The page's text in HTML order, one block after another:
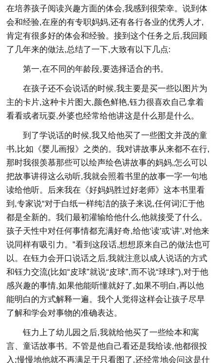
在培养孩子阅读兴趣方面的体会,我感到很荣幸。说到体
会和经验,在座的有专职妈妈,还有各行各业的优秀人才,
肯定有很多好的体会和经验。接到这个任务之后,我回顾
了几年来的做法,总结了一下,大致有以下几点:
第一,在不同的年龄段,要选择适合的书。
在孩子还不会说话的时候,我主要是买一些以图片为
主的卡片,这种卡片图大,颜色鲜艳,钰力很喜欢自己拿着
看看或者玩耍,外婆也经常给他讲这是什么那是什么。
到了学说话的时候,我又给他买了一些图文并茂的童
书,比如《婴儿画报》之类的。我对讲故事从来都不在行,
那时我很羡慕那些可以绘声绘色讲故事的妈妈,怎么可以
把故事讲得这么动听,我就会照着书里的故事一字一句地
读给他听。后来我在《好妈妈胜过好老师》这本书里看
到,专家说“对于白纸一样纯洁的孩子来说,任何词汇于他
都是全新的。我们最初灌输给他什么,他就接受了什么。
孩子天性中对任何事情都充满好奇,给他‘读’或‘讲’,对他来
说同样有吸引力。”看到这段话,想想原来自己的做法也可
以。在钰力会开口说话之后,我就注意以成人说话的方式
和钰力交流(比如“皮球”就说“皮球”,而不说“球球”),对于他
感兴趣的事情,如果他能听懂就好了,如果不明白,再以他
能明白的方式解释一遍。我个人觉得这样会让孩子尽早
了解和学会对事物的准确表达。
钰力上了幼儿园之后,我就给他买了一些绘本和寓
言、童话故事书。不管是他自己看还是我给读,他都很投
入;慢慢地他就不再满足于只看图了,还经常地会问这是什